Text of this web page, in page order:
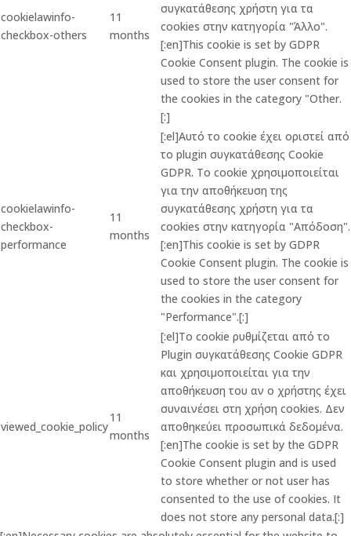
cookielawinfo-
checkbox-others
11
months
συγκατάθεσης χρήστη για τα
cookies στην κατηγορία "Άλλο".
[:en]This cookie is set by GDPR
Cookie Consent plugin. The cookie is
used to store the user consent for
the cookies in the category "Other.
[:]
cookielawinfo-
checkbox-
performance
11
months
[:el]Αυτό το cookie έχει οριστεί από
το plugin συγκατάθεσης Cookie
GDPR. Το cookie χρησιμοποιείται
για την αποθήκευση της
συγκατάθεσης χρήστη για τα
cookies στην κατηγορία "Απόδοση".
[:en]This cookie is set by GDPR
Cookie Consent plugin. The cookie is
used to store the user consent for
the cookies in the category
"Performance".[:]
viewed_cookie_policy
11
months
[:el]Το cookie ρυθμίζεται από το
Plugin συγκατάθεσης Cookie GDPR
και χρησιμοποιείται για την
αποθήκευση του αν ο χρήστης έχει
συναινέσει στη χρήση cookies. Δεν
αποθηκεύει προσωπικά δεδομένα.
[:en]The cookie is set by the GDPR
Cookie Consent plugin and is used
to store whether or not user has
consented to the use of cookies. It
does not store any personal data.[:]